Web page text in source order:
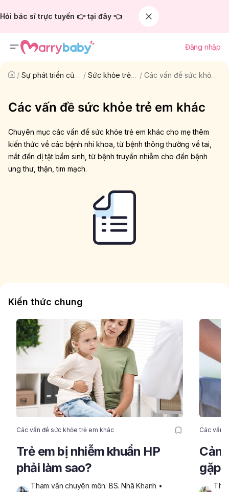
Hỏi bác sĩ trực tuyến 👉 tại đây 👈
Đăng nhập
/ Sự phát triển của trẻ / Sức khỏe trẻ em / Các vấn đề sức khỏe trẻ em khác
Các vấn đề sức khỏe trẻ em khác
Chuyên mục các vấn đề sức khỏe trẻ em khác cho mẹ thêm
kiến thức về các bệnh nhi khoa, từ bệnh thông thường về tai,
mắt đến dị tật bẩm sinh, từ bệnh truyền nhiễm cho đến bệnh
ung thư, thận, tim mạch.
Kiến thức chung
Các vấn đề sức khỏe trẻ em khác
Trẻ em bị nhiễm khuẩn HP
phải làm sao?
Tham vấn chuyên môn: BS. Nhã Khanh
Các vấn
gặp
trẻ